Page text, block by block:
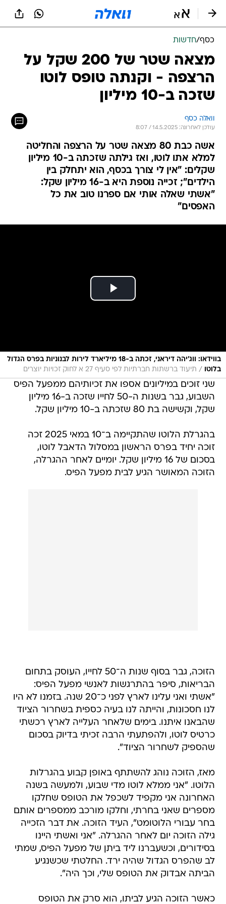
כסף/חדשות
מצאה שטר של 200 שקל על
הרצפה - וקנתה טופס לוטו
שזכה ב-10 מיליון
וואלה כסף
עודכן לאחרונה: 14.5.2025 / 8:07
אשה כבת 80 מצאה שטר על הרצפה והחליטה
למלא אתו לוטו, ואז גילתה שזכתה ב-10 מיליון
שקלים: "אין לי צורך בכסף, הוא יתחלק בין
הילדים"; זכייה נוספת היא ב-16 מיליון שקל:
"אשתי שאלה אותי אם ספרנו טוב את כל
האפסים"
בווידאו: ווג'יהה דיראני, זכתה ב-18 מיליארד לירות לבנוניות בפרס הגדול
בלוטו
/ תיעוד ברשתות חברתיות לפי סעיף 27 א לחוק זכויות יוצרים
שני זוכים במיליונים אספו את זכיותיהם ממפעל הפיס
השבוע, גבר בשנות ה-50 לחייו שזכה ב-16 מיליון
שקל, וקשישה בת 80 שזכתה ב-10 מיליון שקל.
בהגרלת הלוטו שהתקיימה ב־10 במאי 2025 זכה
זוכה יחיד בפרס הראשון במסלול הדאבל לוטו,
בסכום של 16 מיליון שקל. יומיים לאחר ההגרלה,
הזוכה המאושר הגיע לבית מפעל הפיס.
הזוכה, גבר בסוף שנות ה־50 לחייו, העוסק בתחום
הבריאות, סיפר בהתרגשות לאנשי מפעל הפיס:
"אשתי ואני עלינו לארץ לפני כ־20 שנה. בזמנו לא היו
לנו חסכונות, והייתה לנו בעיה כספית בשחרור הציוד
שהבאנו איתנו. בימים שלאחר העלייה לארץ רכשתי
כרטיס לוטו, ולהפתעתי הרבה זכיתי בדיוק בסכום
שהספיק לשחרור הציוד".
מאז, הזוכה נוהג להשתתף באופן קבוע בהגרלות
הלוטו. "אני ממלא לוטו מדי שבוע, ולמעשה בשנה
האחרונה אני מקפיד לשכפל את הטופס שחלקו
מספרים שאני בחרתי, וחלקו מורכב ממספרים אותם
בחר עבורי הלוטומט", העיד הזוכה. את דבר הזכייה
גילה הזוכה יום לאחר ההגרלה. "אני ואשתי היינו
בסידורים, וכשעברנו ליד ביתן של מפעל הפיס, שמתי
לב שהפרס הגדול שהיה ירד. החלטתי שכשנגיע
הביתה אבדוק את הטופס שלי, וכך היה".
כאשר הזוכה הגיע לביתו, הוא סרק את הטופס